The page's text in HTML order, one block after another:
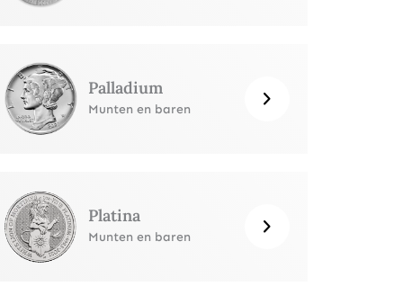
Palladium
Munten en baren
Platina
Munten en baren